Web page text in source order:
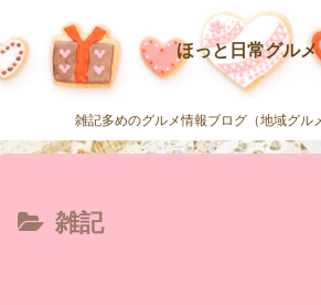
ほっと日常グルメ
雑記多めのグルメ情報ブログ（地域グル
雑記